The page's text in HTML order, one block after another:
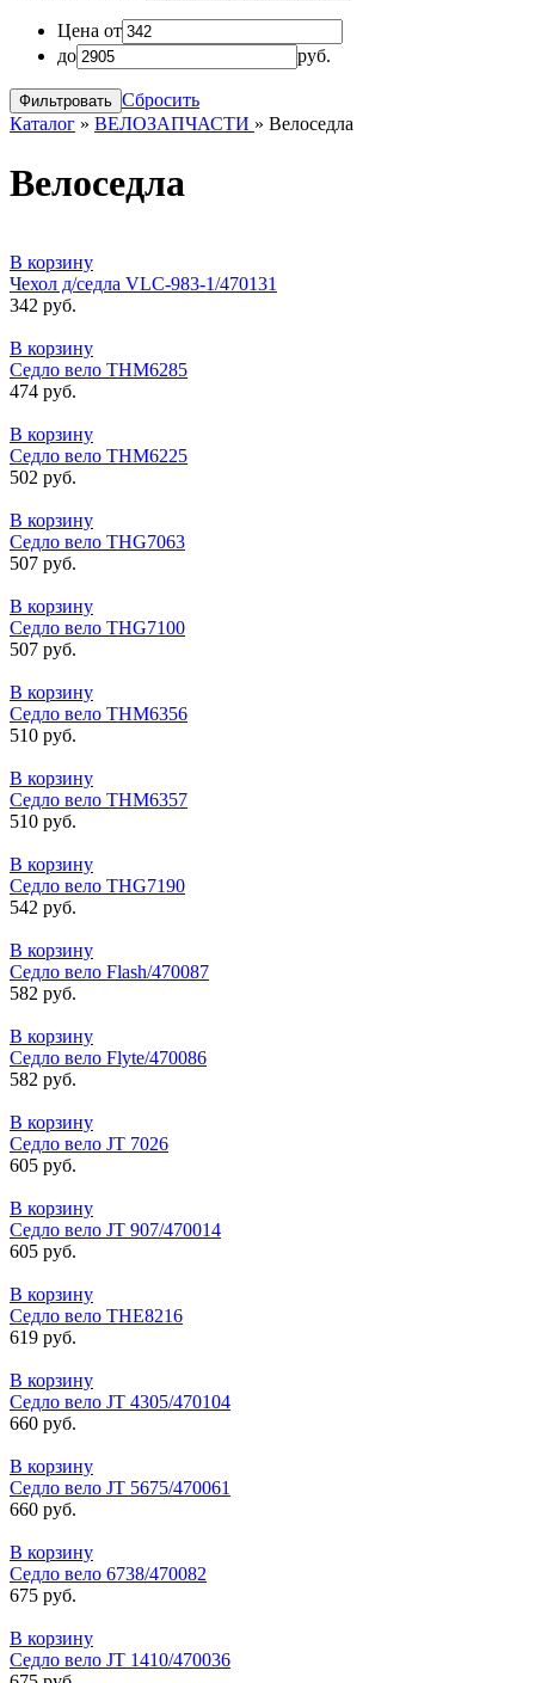
Цена от
до
руб.
Сбросить
Каталог » ВЕЛОЗАПЧАСТИ » Велоседла
Велоседла
В корзину
Чехол д/седла VLC-983-1/470131
342 руб.
В корзину
Седло вело THM6285
474 руб.
В корзину
Седло вело THM6225
502 руб.
В корзину
Седло вело THG7063
507 руб.
В корзину
Седло вело THG7100
507 руб.
В корзину
Седло вело THM6356
510 руб.
В корзину
Седло вело THM6357
510 руб.
В корзину
Седло вело THG7190
542 руб.
В корзину
Седло вело Flash/470087
582 руб.
В корзину
Седло вело Flyte/470086
582 руб.
В корзину
Седло вело JT 7026
605 руб.
В корзину
Седло вело JT 907/470014
605 руб.
В корзину
Седло вело THE8216
619 руб.
В корзину
Седло вело JT 4305/470104
660 руб.
В корзину
Седло вело JT 5675/470061
660 руб.
В корзину
Седло вело 6738/470082
675 руб.
В корзину
Седло вело JT 1410/470036